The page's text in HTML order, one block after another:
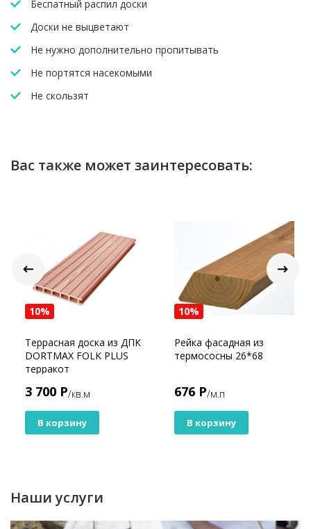
Беспатный распил доски
Доски не выцветают
Не нужно дополнительно пропитывать
Не портятся насекомыми
Не скользят
Вас также может заинтересовать:
10%
Террасная доска из ДПК
DORTMAX FOLK PLUS
терракот
3 700 Р/кв.м
В корзину
10%
Рейка фасадная из
термососны 26*68
676 Р/м.п
В корзину
Наши услуги